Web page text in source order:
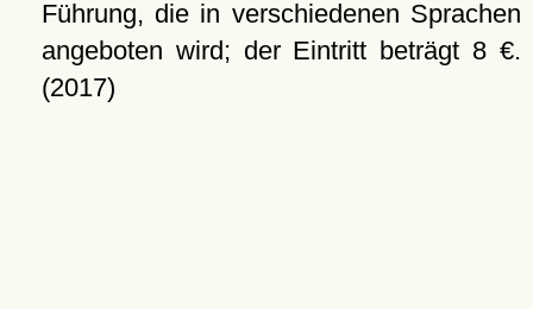
Führung, die in verschiedenen Sprachen
angeboten wird; der Eintritt beträgt 8 €.
(2017)